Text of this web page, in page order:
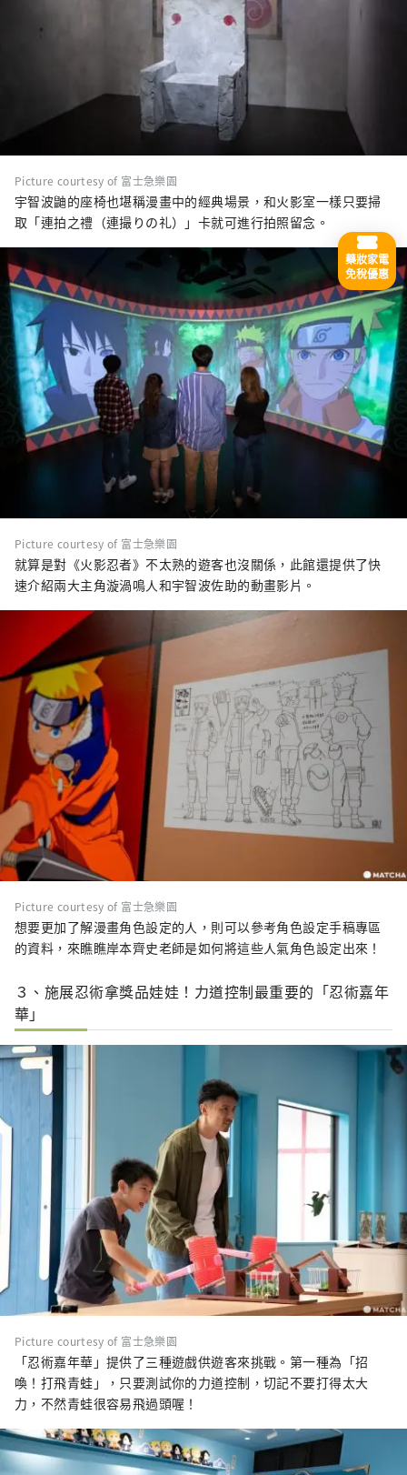
Picture courtesy of 富士急樂園
宇智波鼬的座椅也堪稱漫畫中的經典場景，和火影室一樣只要掃
取「連拍之禮（連撮りの礼）」卡就可進行拍照留念。
Picture courtesy of 富士急樂園
就算是對《火影忍者》不太熟的遊客也沒關係，此館還提供了快
速介紹兩大主角漩渦鳴人和宇智波佐助的動畫影片。
Picture courtesy of 富士急樂園
想要更加了解漫畫角色設定的人，則可以參考角色設定手稿專區
的資料，來瞧瞧岸本齊史老師是如何將這些人氣角色設定出來！
３、施展忍術拿獎品娃娃！力道控制最重要的「忍術嘉年
華」
Picture courtesy of 富士急樂園
「忍術嘉年華」提供了三種遊戲供遊客來挑戰。第一種為「招
喚！打飛青蛙」，只要測試你的力道控制，切記不要打得太大
力，不然青蛙很容易飛過頭喔！
藥妝家電
免稅優惠